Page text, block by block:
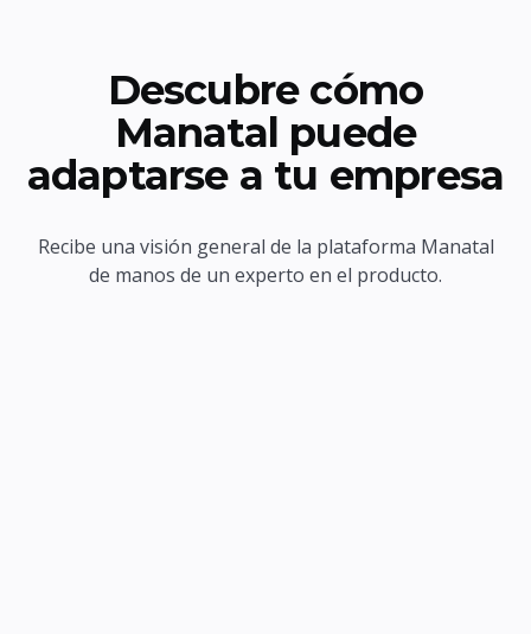
Descubre cómo
Manatal puede
adaptarse a tu empresa
Recibe una visión general de la plataforma Manatal
de manos de un experto en el producto.